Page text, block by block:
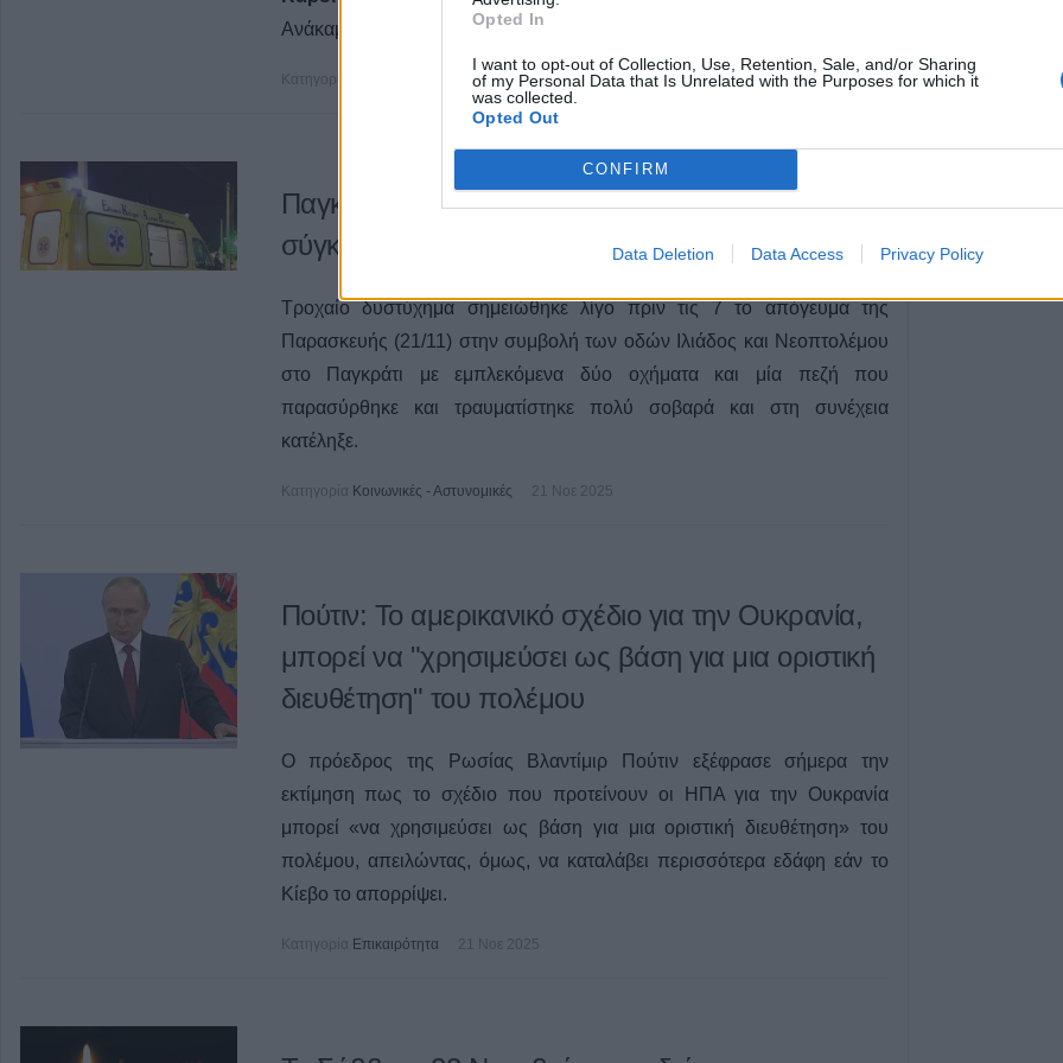
Opted In
I want to opt-out of Collection, Use, Retention, Sale, and/or Sharing
of my Personal Data that Is Unrelated with the Purposes for which it
was collected.
Opted Out
CONFIRM
Data Deletion Data Access Privacy Policy
Ανάκαμψης και Ανθεκτικότητας.
Κατηγορία Εργασία - Καρδίτσα 21 Νοε 2025
Παγκράτι: Νεκρή πεζή που παρασύρθηκε μετά τη
σύγκρουση δύο οχημάτων
Τροχαίο δυστύχημα σημειώθηκε λίγο πριν τις 7 το απόγευμα της
Παρασκευής (21/11) στην συμβολή των οδών Ιλιάδος και Νεοπτολέμου
στο Παγκράτι με εμπλεκόμενα δύο οχήματα και μία πεζή που
παρασύρθηκε και τραυματίστηκε πολύ σοβαρά και στη συνέχεια
κατέληξε.
Κατηγορία Κοινωνικές - Αστυνομικές 21 Νοε 2025
Πούτιν: Το αμερικανικό σχέδιο για την Ουκρανία,
μπορεί να "χρησιμεύσει ως βάση για μια οριστική
διευθέτηση" του πολέμου
Ο πρόεδρος της Ρωσίας Βλαντίμιρ Πούτιν εξέφρασε σήμερα την
εκτίμηση πως το σχέδιο που προτείνουν οι ΗΠΑ για την Ουκρανία
μπορεί «να χρησιμεύσει ως βάση για μια οριστική διευθέτηση» του
πολέμου, απειλώντας, όμως, να καταλάβει περισσότερα εδάφη εάν το
Κίεβο το απορρίψει.
Κατηγορία Επικαιρότητα 21 Νοε 2025
Βλάβη στο
του Παλαμά το